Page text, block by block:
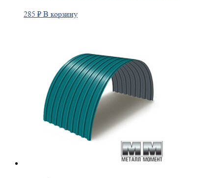
285 ₽ В корзину